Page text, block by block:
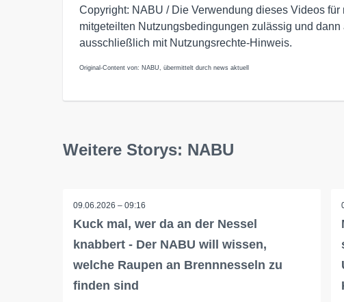
Copyright: NABU / Die Verwendung dieses Videos
mitgeteilten Nutzungsbedingungen zulässig und
ausschließlich mit Nutzungsrechte-Hinweis.
Original-Content von: NABU, übermittelt durch news aktuell
Weitere Storys: NABU
09.06.2026 – 09:16
Kuck mal, wer da an der Nessel
knabbert - Der NABU will wissen,
welche Raupen an Brennnesseln zu
finden sind